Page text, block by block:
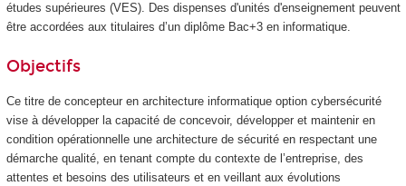
études supérieures (VES). Des dispenses d'unités d'enseignementpeuvent
être accordées aux titulaires d’un diplôme Bac+3 en informatique.
Objectifs
Ce titre de concepteur en architecture informatique option cybersécurité
vise à développer la capacité de concevoir, développer et maintenir en
condition opérationnelle une architecture de sécurité en respectant une
démarche qualité, en tenant compte du contexte de l’entreprise, des
attentes et besoins des utilisateurs et en veillant aux évolutions